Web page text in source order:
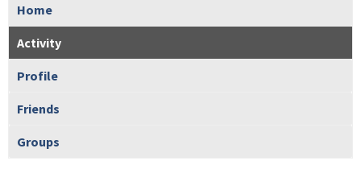
Home
Activity
Profile
Friends
Groups